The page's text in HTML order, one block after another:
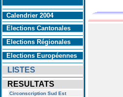
Calendrier 2004
Elections Cantonales
Elections Régionales
Elections Européennes
LISTES
RESULTATS
Circonscription Sud Est